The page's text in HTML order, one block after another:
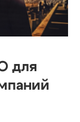
для